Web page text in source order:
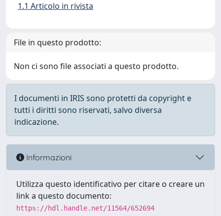
1.1 Articolo in rivista
File in questo prodotto:
Non ci sono file associati a questo prodotto.
I documenti in IRIS sono protetti da copyright e
tutti i diritti sono riservati, salvo diversa
indicazione.
Informazioni
Utilizza questo identificativo per citare o creare un
link a questo documento:
https://hdl.handle.net/11564/652694